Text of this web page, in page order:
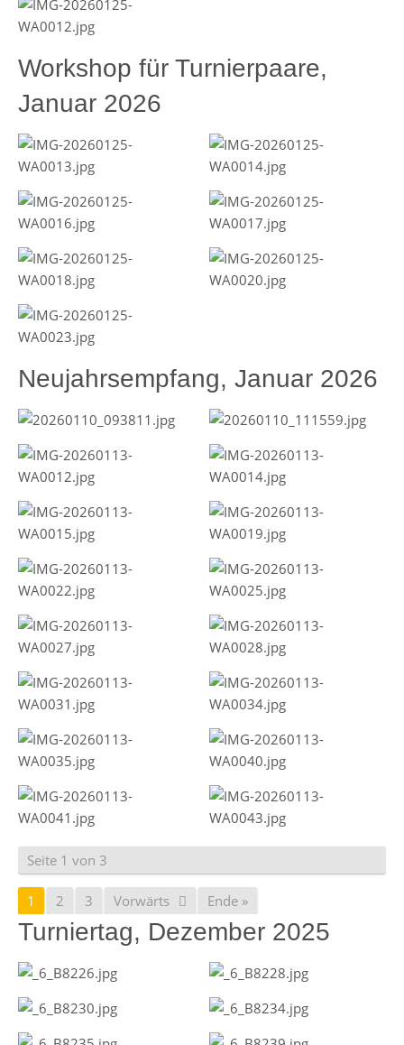
Workshop für Turnierpaare,
Januar 2026
Neujahrsempfang, Januar 2026
Seite 1 von 3
1 2 3 Vorwärts Ende »
Turniertag, Dezember 2025